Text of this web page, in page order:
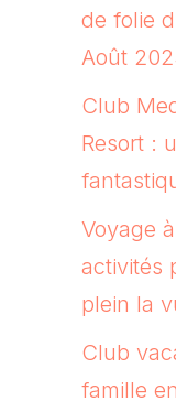
de folie
Août
Club
Resort :
Voyage
activités
plein la
Club
famille